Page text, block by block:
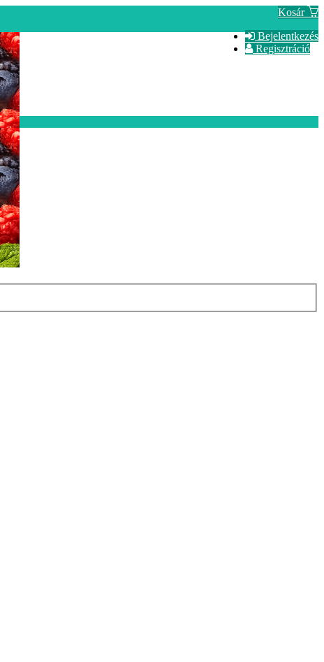
Kosár
Bejelentkezés
Regisztráció